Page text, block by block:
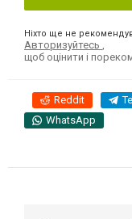
Ніхто ще не
Авторизуйтесь
щоб оцінити і
Reddit
WhatsApp